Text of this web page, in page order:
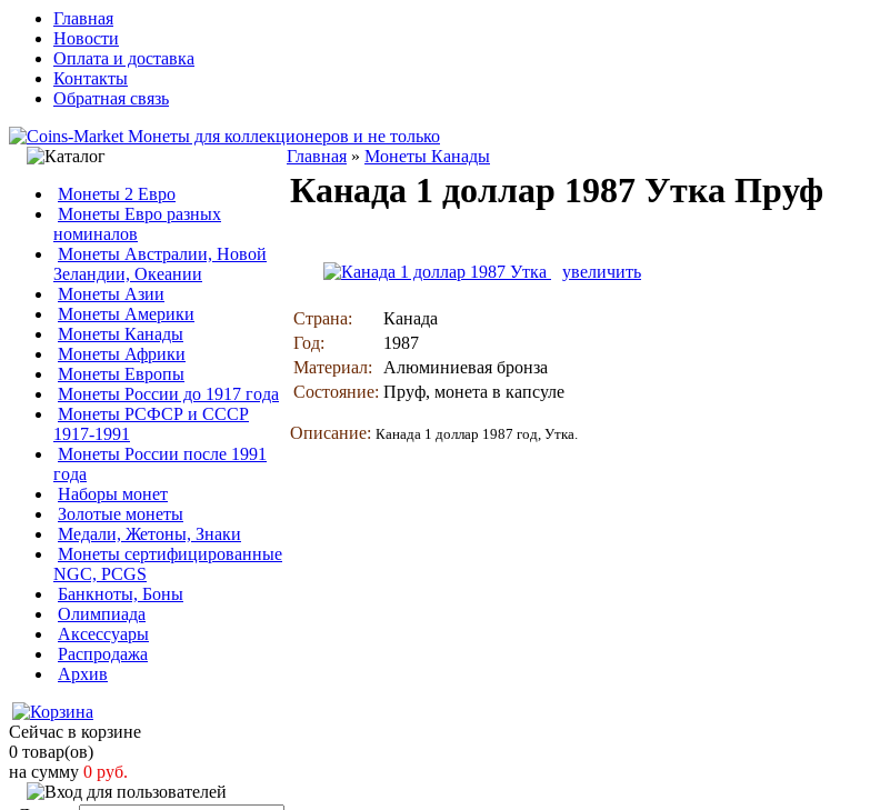
Главная
Новости
Оплата и доставка
Контакты
Обратная связь
Монеты 2 Евро
Монеты Евро разных
номиналов
Монеты Австралии, Новой
Зеландии, Океании
Монеты Азии
Монеты Америки
Монеты Канады
Монеты Африки
Монеты Европы
Монеты России до 1917 года
Монеты РСФСР и СССР
1917-1991
Монеты России после 1991
года
Наборы монет
Золотые монеты
Медали, Жетоны, Знаки
Монеты сертифицированные
NGC, PCGS
Банкноты, Боны
Олимпиада
Аксессуары
Распродажа
Архив
Сейчас в корзине
0 товар(ов)
на сумму 0 руб.
Главная » Монеты Канады
Канада 1 доллар 1987 Утка Пруф
увеличить
Страна:
Канада
Год:
1987
Материал:
Алюминиевая бронза
Состояние: Пруф, монета в капсуле
Описание: Канада 1 доллар 1987 год, Утка.